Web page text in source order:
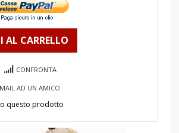
AL CARRELLO
CONFRONTA
AD UN AMICO
questo prodotto